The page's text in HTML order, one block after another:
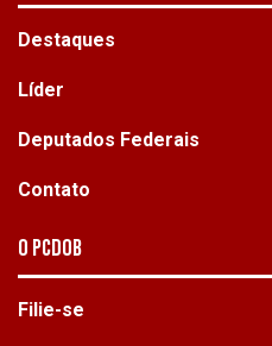
Destaques
Líder
Deputados Federais
Contato
O PCdoB
Filie-se